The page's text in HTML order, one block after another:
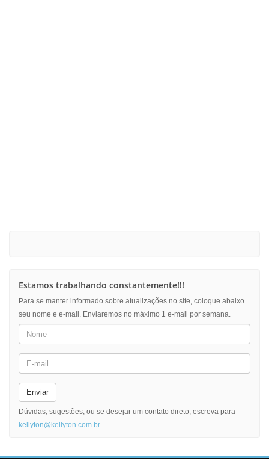
Estamos trabalhando constantemente!!!
Para se manter informado sobre atualizações no site, coloque abaixo
seu nome e e-mail. Enviaremos no máximo 1 e-mail por semana.
Enviar
Dúvidas, sugestões, ou se desejar um contato direto, escreva para
kellyton@kellyton.com.br